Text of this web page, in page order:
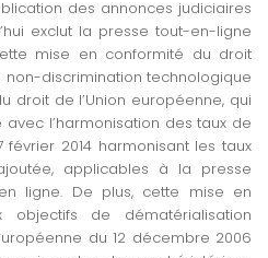
des annonces judiciaires
exclut la presse tout-en-ligne
mise en conformité du droit
discrimination technologique
droit de l’Union européenne, qui
l’harmonisation des taux de
2014 harmonisant les taux
applicables à la presse
ligne. De plus, cette mise en
objectifs de dématérialisation
du 12 décembre 2006